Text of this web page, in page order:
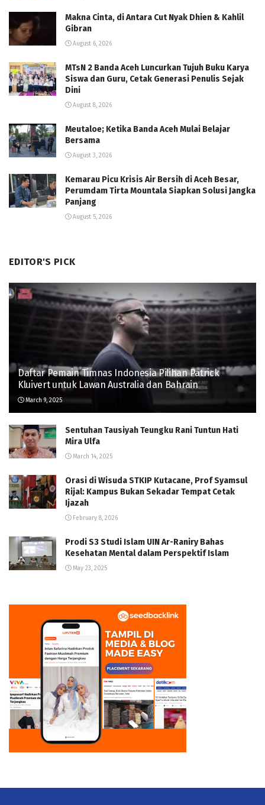
Makna Cinta, di Antara Cut Nyak Dhien & Kahlil
Gibran
August 6, 2026
MTsN 2 Banda Aceh Luncurkan Tujuh Buku Karya
Siswa dan Guru, Cetak Generasi Penulis Sejak
Dini
August 8, 2026
Meutaloe; Ketika Banda Aceh Mulai Belajar
Bersama
August 3, 2026
Kemarau Picu Krisis Air Bersih di Aceh Besar,
Perumdam Tirta Mountala Siapkan Solusi Jangka
Panjang
August 5, 2026
EDITOR'S PICK
Daftar Pemain Timnas Indonesia Pilihan Patrick
Kluivert untuk Lawan Australia dan Bahrain
March 9, 2025
Sentuhan Tausiyah Teungku Rani Tuntun Hati
Mira Ulfa
March 14, 2025
Orasi di Wisuda STKIP Kutacane, Prof Syamsul
Rijal: Kampus Bukan Sekadar Tempat Cetak
Ijazah
February 8, 2026
Prodi S3 Studi Islam UIN Ar-Raniry Bahas
Kesehatan Mental dalam Perspektif Islam
May 23, 2025